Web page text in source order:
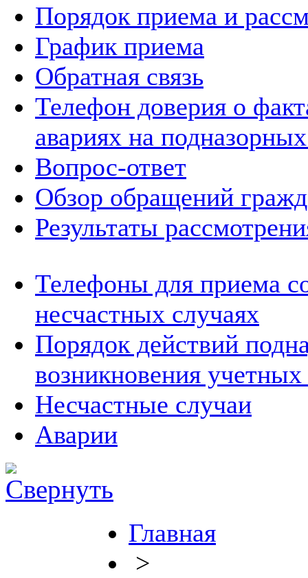
Порядок приема и
График приема
Обратная связь
Телефон доверия о
авариях на
Вопрос-ответ
Обзор обращений
Результаты
Телефоны для приема
несчастных случаях
Порядок действий
возникновения
Несчастные случаи
Аварии
Главная
>